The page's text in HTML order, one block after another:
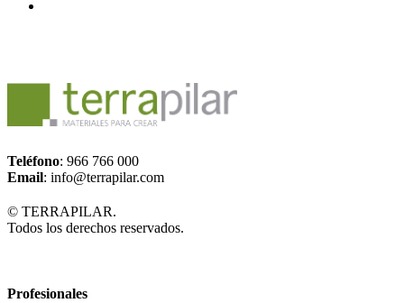
Teléfono: 966 766 000
Email: info@terrapilar.com
© TERRAPILAR.
Todos los derechos reservados.
Profesionales